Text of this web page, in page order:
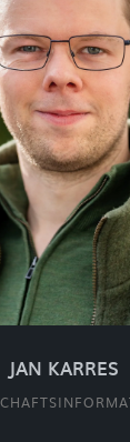
JAN KARRES